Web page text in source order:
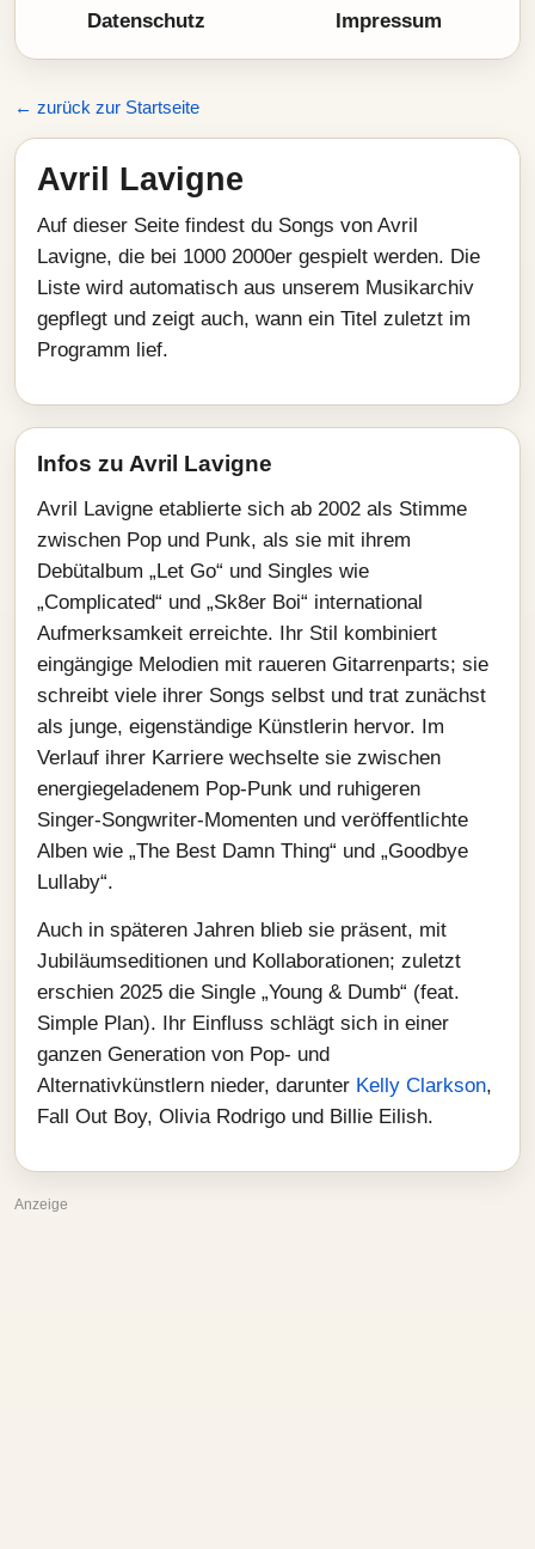
Datenschutz Impressum
← zurück zur Startseite
Avril Lavigne
Auf dieser Seite findest du Songs von Avril
Lavigne, die bei 1000 2000er gespielt werden. Die
Liste wird automatisch aus unserem Musikarchiv
gepflegt und zeigt auch, wann ein Titel zuletzt im
Programm lief.
Infos zu Avril Lavigne
Avril Lavigne etablierte sich ab 2002 als Stimme
zwischen Pop und Punk, als sie mit ihrem
Debütalbum „Let Go“ und Singles wie
„Complicated“ und „Sk8er Boi“ international
Aufmerksamkeit erreichte. Ihr Stil kombiniert
eingängige Melodien mit raueren Gitarrenparts; sie
schreibt viele ihrer Songs selbst und trat zunächst
als junge, eigenständige Künstlerin hervor. Im
Verlauf ihrer Karriere wechselte sie zwischen
energiegeladenem Pop‑Punk und ruhigeren
Singer‑Songwriter‑Momenten und veröffentlichte
Alben wie „The Best Damn Thing“ und „Goodbye
Lullaby“.
Auch in späteren Jahren blieb sie präsent, mit
Jubiläumseditionen und Kollaborationen; zuletzt
erschien 2025 die Single „Young & Dumb“ (feat.
Simple Plan). Ihr Einfluss schlägt sich in einer
ganzen Generation von Pop‑ und
Alternativkünstlern nieder, darunter Kelly Clarkson,
Fall Out Boy, Olivia Rodrigo und Billie Eilish.
Anzeige